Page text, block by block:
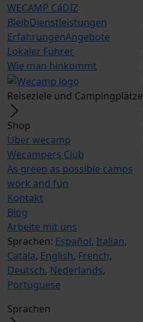
WECAMP CáDIZ
BleibDienstleistungen
ErfahrungenAngebote
Lokaler Führer
Wie man hinkommt
Reiseziele und Campingplätze
Shop
Über wecamp
Wecampers Club
As green as possible camps
work and fun
Kontakt
Blog
Arbeite mit uns
Sprachen: Español, Italian,
Catala, English, French,
Deutsch, Nederlands,
Portuguese
Sprachen